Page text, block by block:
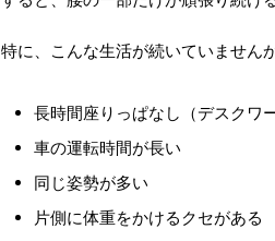
特に、こんな生活が続いていません
長時間座りっぱなし（デスクワー
車の運転時間が長い
同じ姿勢が多い
片側に体重をかけるクセがある